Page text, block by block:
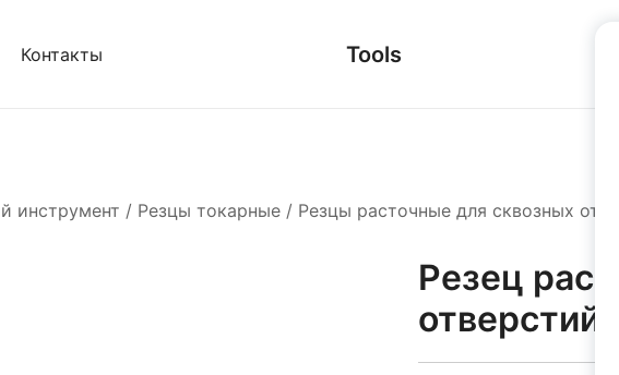
Контакты Tools
инструмент / Резцы токарные / Резцы расточные для сквозных
Резец